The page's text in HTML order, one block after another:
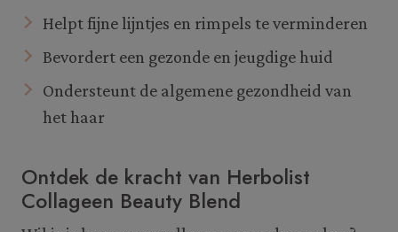
Helpt fijne lijntjes en rimpels te verminderen
Bevordert een gezonde en jeugdige huid
Ondersteunt de algemene gezondheid van
het haar
Ontdek de kracht van Herbolist
Collageen Beauty Blend